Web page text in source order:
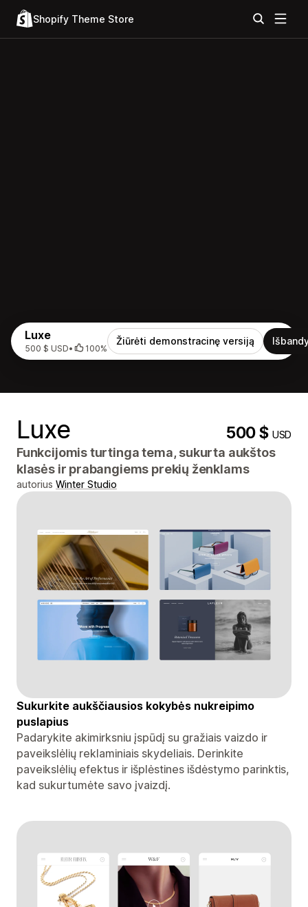
Shopify Theme Store
Luxe
500 $ USD• 100%
Žiūrėti demonstracinę versiją
Luxe 500 $USD
Funkcijomis turtinga tema, sukurta aukštos
klasės ir prabangiems prekių ženklams
autorius Winter Studio
Sukurkite aukščiausios kokybės nukreipimo
puslapius
Padarykite akimirksniu įspūdį su gražiais vaizdo ir
paveikslėlių reklaminiais skydeliais. Derinkite
paveikslėlių efektus ir išplėstines išdėstymo parinktis,
kad sukurtumėte savo įvaizdį.